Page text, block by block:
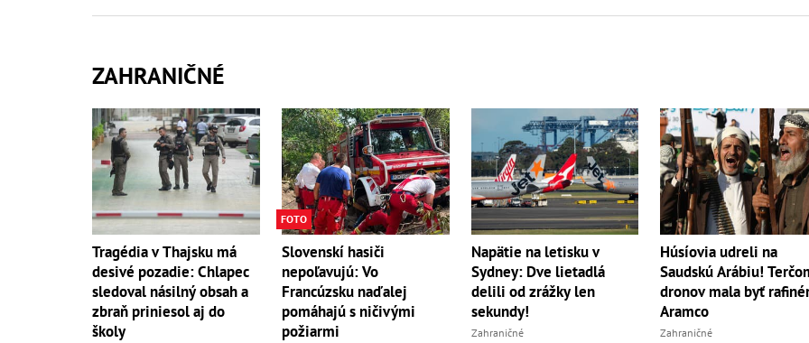
ZAHRANIČNÉ
Tragédia v Thajsku má
desivé pozadie: Chlapec
sledoval násilný obsah a
zbraň priniesol aj do
školy
FOTO
Slovenskí hasiči
nepoľavujú: Vo
Francúzsku naďalej
pomáhajú s ničivými
požiarmi
Napätie na letisku v
Sydney: Dve lietadlá
delili od zrážky len
sekundy!
Zahraničné
Húsíovia udreli na
Saudskú Arábiu!
dronov mala byť
Aramco
Zahraničné